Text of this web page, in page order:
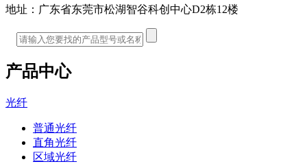
地址： 广东省东莞市松湖智谷科创中心D2栋12楼
产品中心
光纤
普通光纤
直角光纤
区域光纤